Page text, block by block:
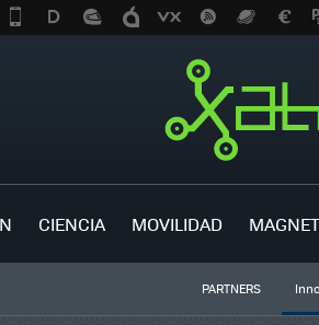
CIENCIA MOVILIDAD MAGNET
PARTNERS